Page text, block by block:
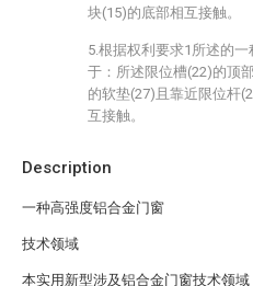
Description
一种高强度铝合金门窗
技术领域
本实用新型涉及铝合金门窗技术领
块(15)的底部相互接触。
5.根据权利要求1所述的
于：所述限位槽(22)的顶
的软垫(27)且靠近限位杆
互接触。